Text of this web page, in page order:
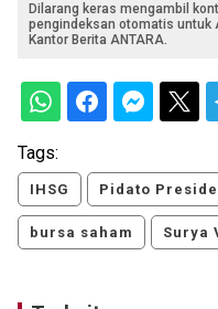
Dilarang keras mengambil
pengindeksan otomatis untuk
Kantor Berita ANTARA.
Tags:
IHSG Pidato
bursa saham Surya